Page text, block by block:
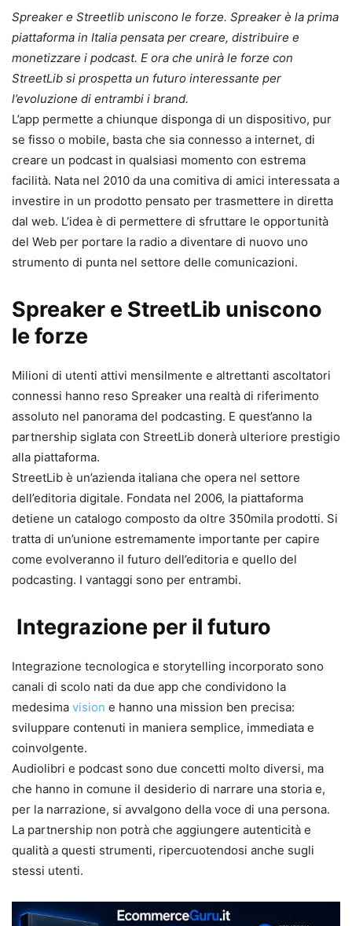
Spreaker e Streetlib uniscono le forze. Spreaker è la prima
piattaforma in Italia pensata per creare, distribuire e
monetizzare i podcast. E ora che unirà le forze con
StreetLib si prospetta un futuro interessante per
l’evoluzione di entrambi i brand.
L’app permette a chiunque disponga di un dispositivo, pur
se fisso o mobile, basta che sia connesso a internet, di
creare un podcast in qualsiasi momento con estrema
facilità. Nata nel 2010 da una comitiva di amici interessata a
investire in un prodotto pensato per trasmettere in diretta
dal web. L’idea è di permettere di sfruttare le opportunità
del Web per portare la radio a diventare di nuovo uno
strumento di punta nel settore delle comunicazioni.
Spreaker e StreetLib uniscono
le forze
Milioni di utenti attivi mensilmente e altrettanti ascoltatori
connessi hanno reso Spreaker una realtà di riferimento
assoluto nel panorama del podcasting. E quest’anno la
partnership siglata con StreetLib donerà ulteriore prestigio
alla piattaforma.
StreetLib è un’azienda italiana che opera nel settore
dell’editoria digitale. Fondata nel 2006, la piattaforma
detiene un catalogo composto da oltre 350mila prodotti. Si
tratta di un’unione estremamente importante per capire
come evolveranno il futuro dell’editoria e quello del
podcasting. I vantaggi sono per entrambi.
Integrazione per il futuro
Integrazione tecnologica e storytelling incorporato sono
canali di scolo nati da due app che condividono la
medesima vision e hanno una mission ben precisa:
sviluppare contenuti in maniera semplice, immediata e
coinvolgente.
Audiolibri e podcast sono due concetti molto diversi, ma
che hanno in comune il desiderio di narrare una storia e,
per la narrazione, si avvalgono della voce di una persona.
La partnership non potrà che aggiungere autenticità e
qualità a questi strumenti, ripercuotendosi anche sugli
stessi utenti.